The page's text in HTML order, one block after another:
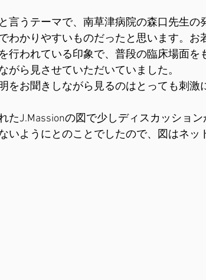
言うテーマで、南草津病院の森口先生の
わかりやすいものだったと思います。お
行われている印象で、普段の臨床場面を
がら見させていただいていました。
をお聞きしながら見るのはとっても刺激
たJ.Massionの図で少しディスカッション
いようにとのことでしたので、図はネッ